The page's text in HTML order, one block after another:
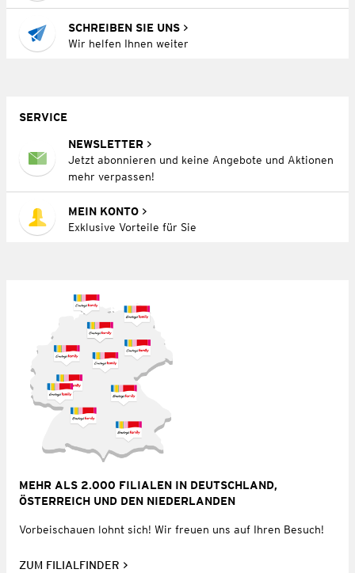
SCHREIBEN SIE UNS
Wir helfen Ihnen weiter
SERVICE
NEWSLETTER
Jetzt abonnieren und keine Angebote und Aktionen
mehr verpassen!
MEIN KONTO
Exklusive Vorteile für Sie
MEHR ALS 2.000 FILIALEN IN DEUTSCHLAND,
ÖSTERREICH UND DEN NIEDERLANDEN
Vorbeischauen lohnt sich! Wir freuen uns auf Ihren Besuch!
ZUM FILIALFINDER